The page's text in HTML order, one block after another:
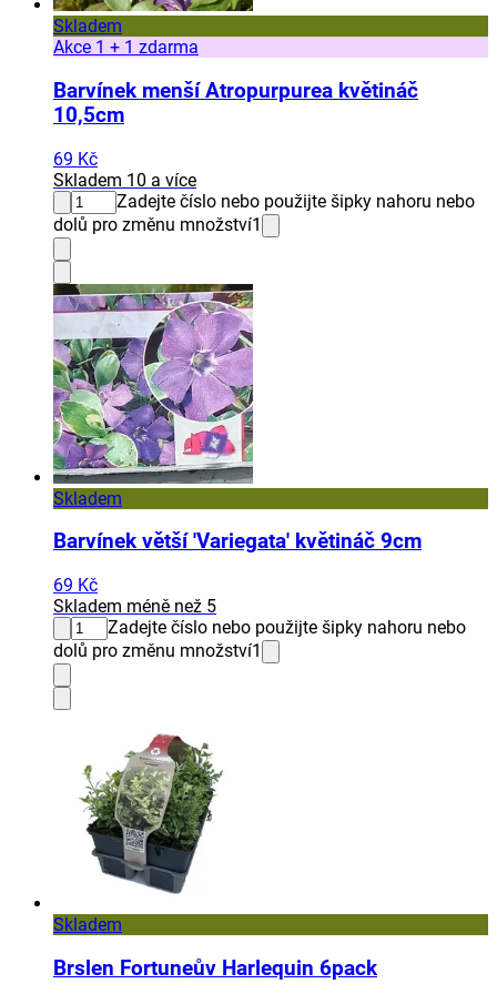
Skladem
Akce 1 + 1 zdarma
Barvínek menší Atropurpurea květináč
10,5cm
69 Kč
Skladem 10 a více
Zadejte číslo nebo použijte šipky nahoru nebo
dolů pro změnu množství1
Skladem
Barvínek větší 'Variegata' květináč 9cm
69 Kč
Skladem méně než 5
Zadejte číslo nebo použijte šipky nahoru nebo
dolů pro změnu množství1
Skladem
Brslen Fortuneův Harlequin 6pack